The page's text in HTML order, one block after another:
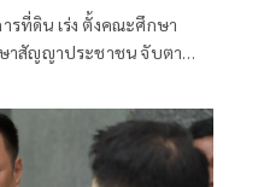
รที่ดิน เร่ง ตั้งคณะศึกษา
าสัญญาประชาชน จับตา